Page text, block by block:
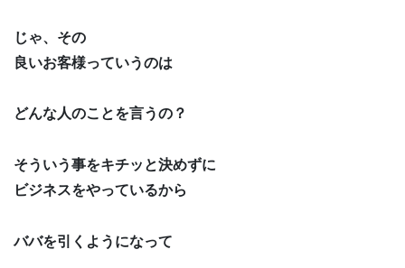
じゃ、その
良いお客様っていうのは
どんな人のことを言うの？
そういう事をキチッと決めずに
ビジネスをやっているから
ババを引くようになって